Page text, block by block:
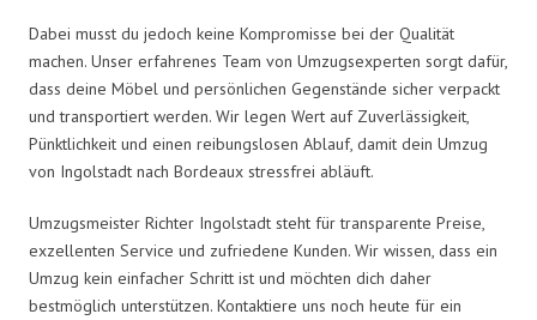
Dabei musst du jedoch keine Kompromisse bei der Qualität
machen. Unser erfahrenes Team von Umzugsexperten sorgt dafür,
dass deine Möbel und persönlichen Gegenstände sicher verpackt
und transportiert werden. Wir legen Wert auf Zuverlässigkeit,
Pünktlichkeit und einen reibungslosen Ablauf, damit dein Umzug
von Ingolstadt nach Bordeaux stressfrei abläuft.
Umzugsmeister Richter Ingolstadt steht für transparente Preise,
exzellenten Service und zufriedene Kunden. Wir wissen, dass ein
Umzug kein einfacher Schritt ist und möchten dich daher
bestmöglich unterstützen. Kontaktiere uns noch heute für ein